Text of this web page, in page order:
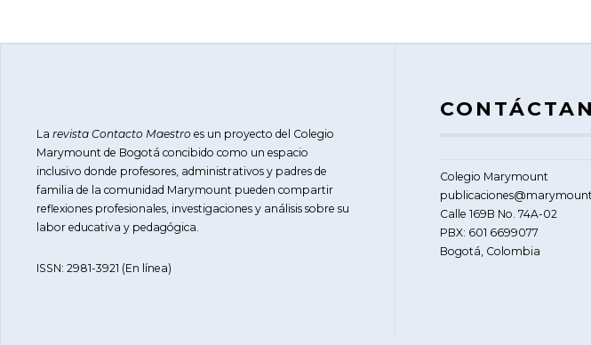
La revista Contacto Maestro es un proyecto del Colegio
Marymount de Bogotá concibido como un espacio
inclusivo donde profesores, administrativos y padres de
familia de la comunidad Marymount pueden compartir
reflexiones profesionales, investigaciones y análisis sobre su
labor educativa y pedagógica.
ISSN: 2981-3921 (En línea)
Colegio Marymount
Calle 169B No. 74A-02
PBX: 601 6699077
Bogotá, Colombia